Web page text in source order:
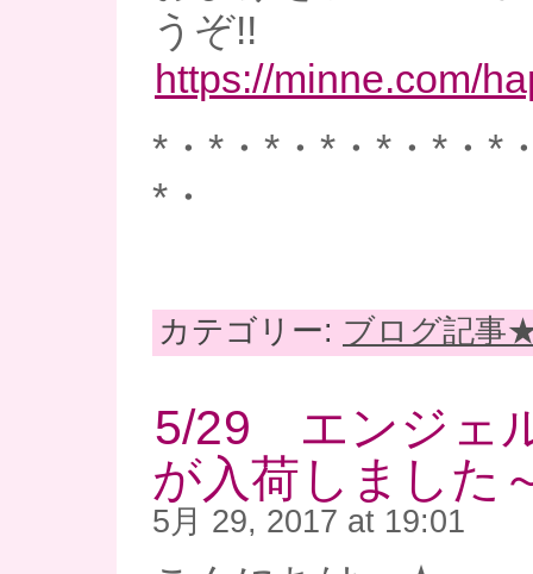
うぞ!!
https://minne.com/
*・*・*・*・*・*・*
*・
カテゴリー: ブログ記事
5/29 エンジェ
が入荷しました
5月 29, 2017 at 19:01